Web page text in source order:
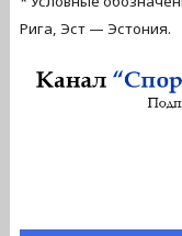
Рига, Эст — Эстония.